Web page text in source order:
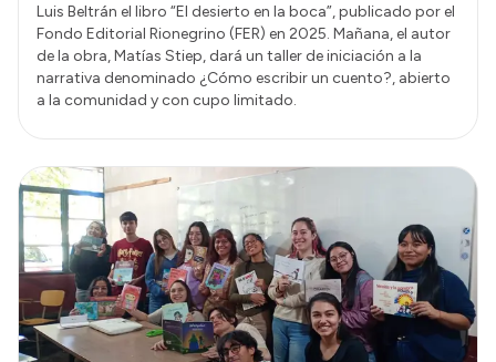
Luis Beltrán el libro “El desierto en la boca”, publicado por el
Fondo Editorial Rionegrino (FER) en 2025. Mañana, el autor
de la obra, Matías Stiep, dará un taller de iniciación a la
narrativa denominado ¿Cómo escribir un cuento?, abierto
a la comunidad y con cupo limitado.